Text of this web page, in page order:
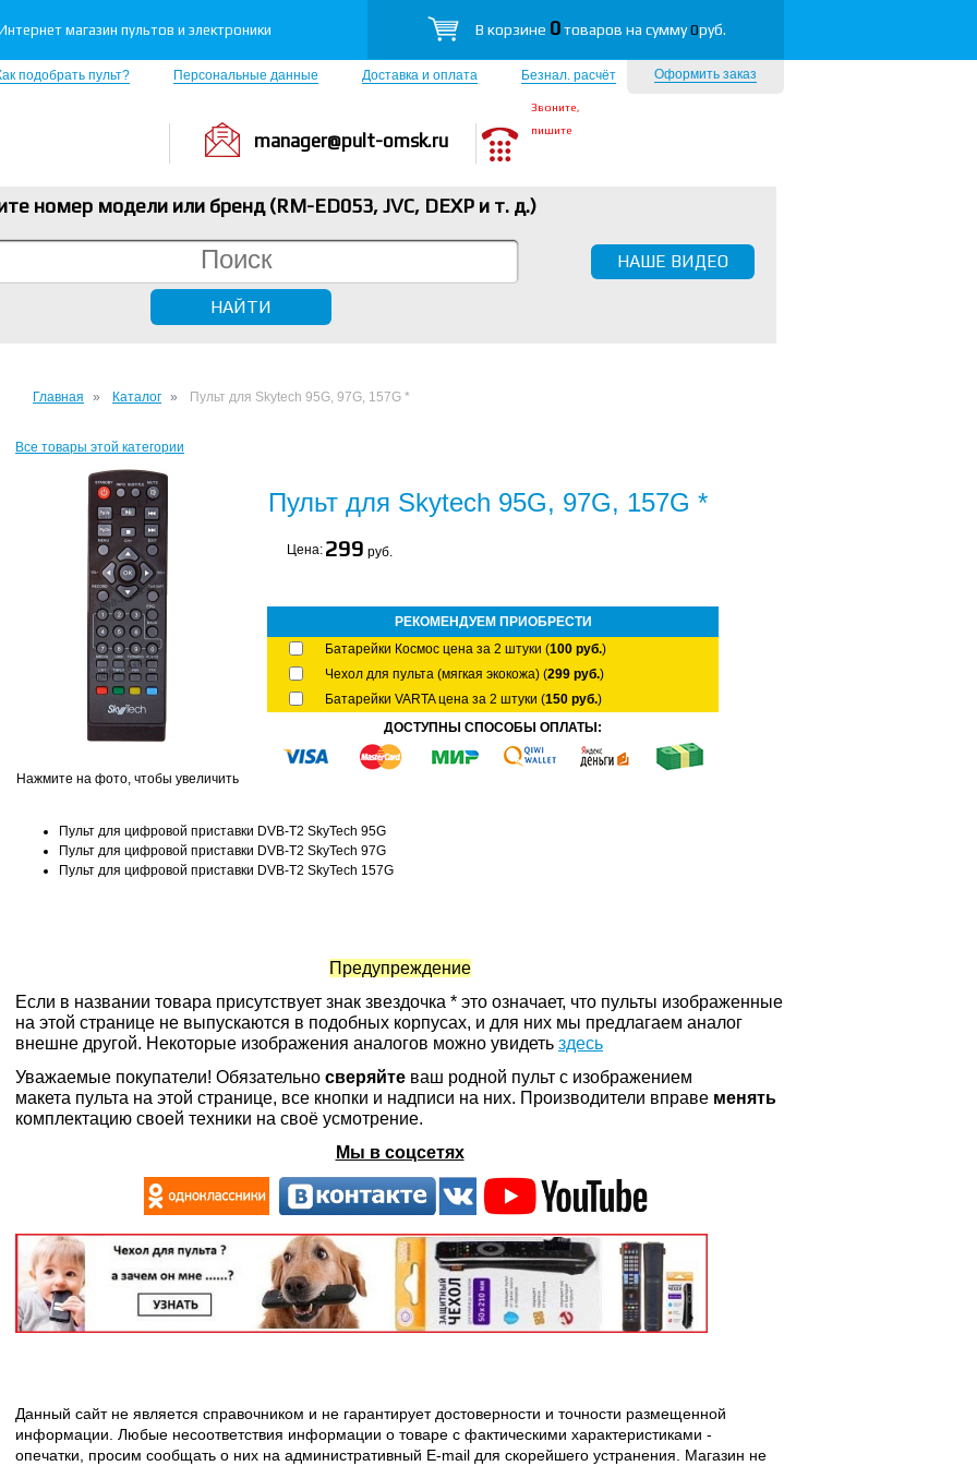
магазин пультов и электроники В корзине 0товаров на сумму0руб.
Оформить заказ
подобрать пульт? Персональные данные Доставка и оплата Безнал. расчёт
manager@pult-omsk.ru
Звоните,
пишите
номер модели или бренд (RM-ED053, JVC, DEXP и т. д.)
НАШЕ ВИДЕО
Главная Каталог Пульт для Skytech 95G, 97G, 157G *
Все товары этой категории
Нажмите на фото, чтобы увеличить
Пульт для Skytech 95G, 97G, 157G *
Цена: 299 руб.
РЕКОМЕНДУЕМ ПРИОБРЕСТИ
Батарейки Космос цена за 2 штуки (100 руб.)
Чехол для пульта (мягкая экокожа) (299 руб.)
Батарейки VARTA цена за 2 штуки (150 руб.)
ДОСТУПНЫ СПОСОБЫ ОПЛАТЫ:
Пульт для цифровой приставки DVB-T2 SkyTech 95G
Пульт для цифровой приставки DVB-T2 SkyTech 97G
Пульт для цифровой приставки DVB-T2 SkyTech 157G
Предупреждение
Если в названии товара присутствует знак звездочка * это означает, что пульты изображенные
на этой странице не выпускаются в подобных корпусах, и для них мы предлагаем аналог
внешне другой. Некоторые изображения аналогов можно увидеть здесь
Уважаемые покупатели! Обязательно сверяйте ваш родной пульт с изображением
макета пульта на этой странице, все кнопки и надписи на них. Производители вправе менять
комплектацию своей техники на своё усмотрение.
Мы в соцсетях
Данный сайт не является справочником и не гарантирует достоверности и точности размещенной
информации. Любые несоответствия информации о товаре с фактическими характеристиками -
опечатки, просим сообщать о них на административный E-mail для скорейшего устранения. Магазин не